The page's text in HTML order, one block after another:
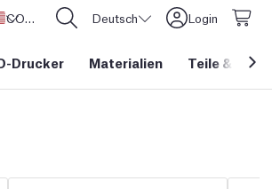
Vereinigte Staaten
CORE One L: Jetzt auf Lager! Deutsch Login
Drucker Materialien Teile &